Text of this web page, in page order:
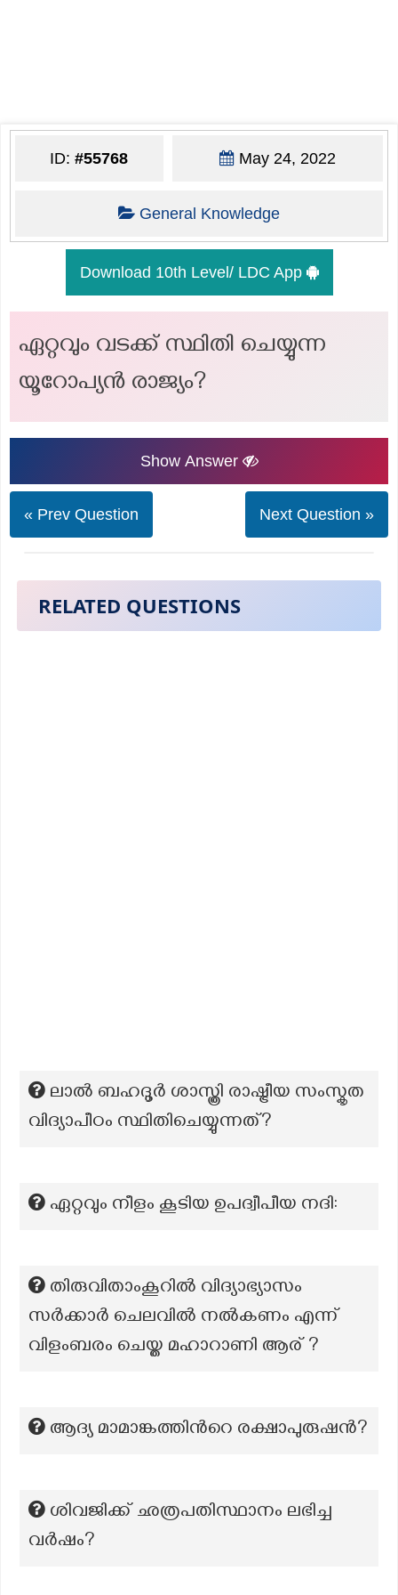
ID:#55768 May 24, 2022
General Knowledge
Download 10th Level/ LDC App
ഏറ്റവും വടക്ക് സ്ഥിതി ചെയ്യുന്ന
യൂറോപ്യൻ രാജ്യം?
Show Answer
« Prev Question Next Question »
RELATED QUESTIONS
ലാൽ ബഹദൂർ ശാസ്ത്രി രാഷ്ട്രീയ സംസ്കൃത
വിദ്യാപീഠം സ്ഥിതിചെയ്യുന്നത്?
ഏറ്റവും നീളം കൂടിയ ഉപദ്വീപീയ നദി:
തിരുവിതാംകൂറിൽ വിദ്യാഭ്യാസം
സർക്കാർ ചെലവിൽ നൽകണം എന്ന്
വിളംബരം ചെയ്ത മഹാറാണി ആര് ?
ആദ്യ മാമാങ്കത്തിന്‍റെ രക്ഷാപുരുഷൻ?
ശിവജിക്ക് ഛത്രപതിസ്ഥാനം ലഭിച്ച
വര്‍ഷം?